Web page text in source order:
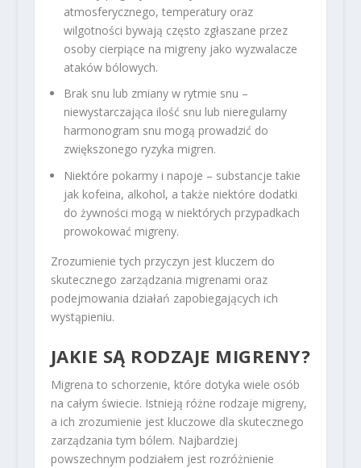
atmosferycznego, temperatury oraz
wilgotności bywają często zgłaszane przez
osoby cierpiące na migreny jako wyzwalacze
ataków bólowych.
Brak snu lub zmiany w rytmie snu –
niewystarczająca ilość snu lub nieregularny
harmonogram snu mogą prowadzić do
zwiększonego ryzyka migren.
Niektóre pokarmy i napoje – substancje takie
jak kofeina, alkohol, a także niektóre dodatki
do żywności mogą w niektórych przypadkach
prowokować migreny.
Zrozumienie tych przyczyn jest kluczem do
skutecznego zarządzania migrenami oraz
podejmowania działań zapobiegających ich
wystąpieniu.
JAKIE SĄ RODZAJE MIGRENY?
Migrena to schorzenie, które dotyka wiele osób
na całym świecie. Istnieją różne rodzaje migreny,
a ich zrozumienie jest kluczowe dla skutecznego
zarządzania tym bólem. Najbardziej
powszechnym podziałem jest rozróżnienie